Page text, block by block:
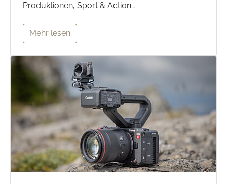
Produktionen, Sport & Action…
Mehr lesen